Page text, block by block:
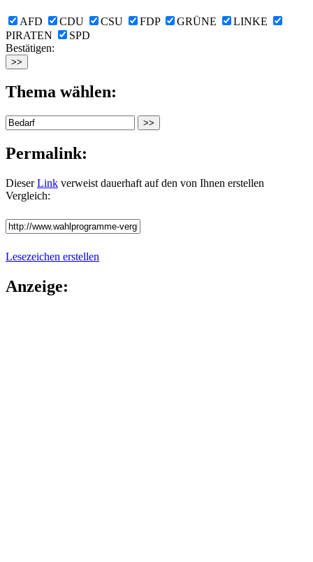
AFD CDU CSU FDP GRÜNE
LINKE
PIRATEN
SPD
Bestätigen:
Thema wählen:
Permalink:
DieserLink verweist dauerhaft auf den von Ihnen erstellen
Vergleich:
Lesezeichen erstellen
Anzeige: